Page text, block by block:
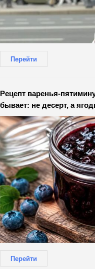
Перейти
Рецепт варенья-
бывает: не десерт, а
Перейти